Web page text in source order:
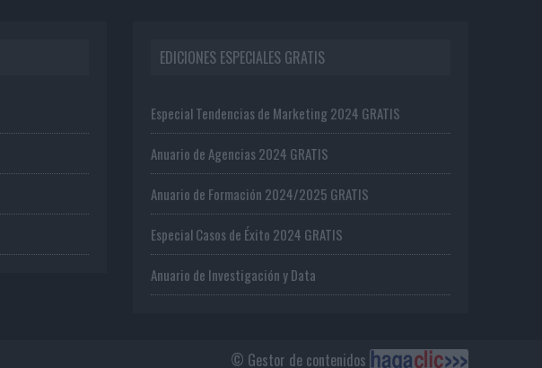
EDICIONES ESPECIALES GRATIS
Especial Tendencias de Marketing 2024 GRATIS
Anuario de Agencias 2024 GRATIS
Anuario de Formación 2024/2025 GRATIS
Especial Casos de Éxito 2024 GRATIS
Anuario de Investigación y Data
© Gestor de contenidos